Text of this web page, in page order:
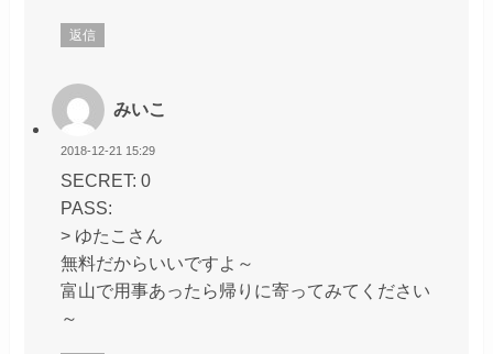
返信
みいこ
2018-12-21 15:29
SECRET: 0
PASS:
> ゆたこさん
無料だからいいですよ～
富山で用事あったら帰りに寄ってみてください
～